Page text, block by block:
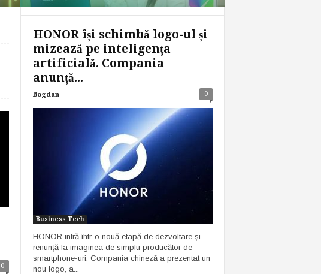
0
HONOR își schimbă logo-ul și
mizează pe inteligența
artificială. Compania
anunță...
Bogdan 0
Business Tech
HONOR intră într-o nouă etapă de dezvoltare și
renunță la imaginea de simplu producător de
smartphone-uri. Compania chineză a prezentat un
nou logo, a...